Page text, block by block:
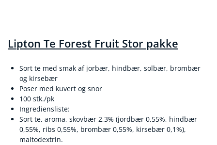
Lipton Te Forest Fruit Stor pakke
Sort te med smak af jorbær, hindbær, solbær, brombær
og kirsebær
Poser med kuvert og snor
100 stk./pk
Ingrediensliste:
Sort te, aroma, skovbær 2,3% (jordbær 0,55%, hindbær
0,55%, ribs 0,55%, brombær 0,55%, kirsebær 0,1%),
maltodextrin.